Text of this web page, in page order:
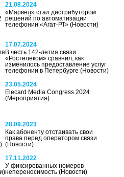
21.08.2024
«Марвел» стал дистрибутором
решений по автоматизации
телефонии «Агат-РТ»(Новости)
17.07.2024
В честь 142-летия связи:
«Ростелеком» сравнил, как
изменилось предоставление услуг
телефонии в Петербурге(Новости)
23.05.2024
Elecard Media Congress 2024
(Мероприятия)
28.09.2023
Как абоненту отстаивать свои
права перед оператором связи
(Новости)
17.11.2022
У фиксированных номеров
непереносимость(Новости)